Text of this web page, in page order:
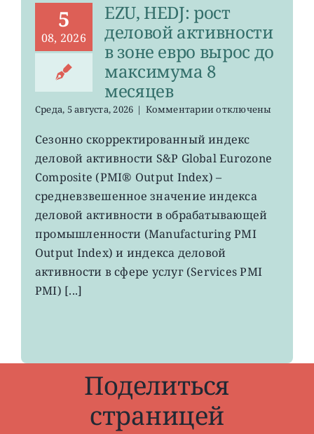
5
08, 2026
EZU, HEDJ: рост
деловой активности
в зоне евро вырос до
максимума 8
месяцев
Среда, 5 августа, 2026 | Комментариик
EZU,
HEDJ:
рост
деловой
в
зоне
евро
вырос
до
максимума
отключены
Сезонно скорректированный индекс
деловой активности S&P Global Eurozone
Composite (PMI® Output Index) –
средневзвешенное значение индекса
деловой активности в обрабатывающей
промышленности (Manufacturing PMI
Output Index) и индекса деловой
активности в сфере услуг (Services PMI
PMI) [...]
Поделиться
страницей